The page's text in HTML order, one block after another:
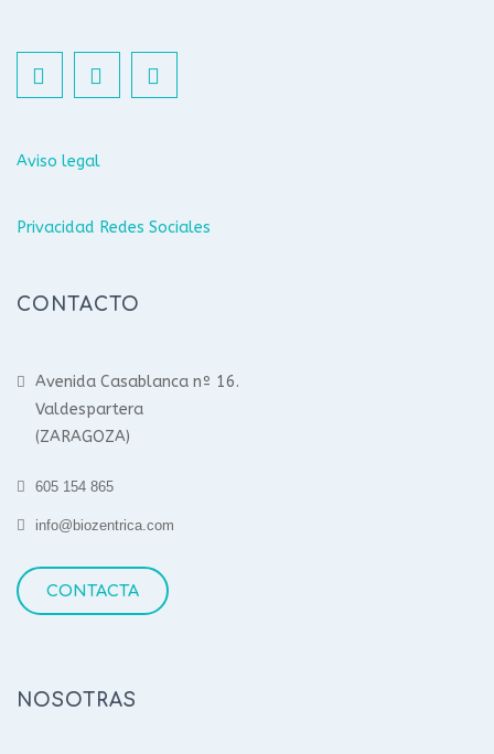
Aviso legal
Privacidad Redes Sociales
CONTACTO
Avenida Casablanca nº 16.
Valdespartera
(ZARAGOZA)
605 154 865
info@biozentrica.com
CONTACTA
NOSOTRAS